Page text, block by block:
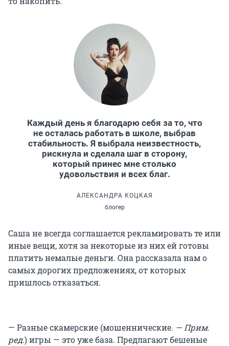
Каждый день я благодарю себя за то, что
не осталась работать в школе, выбрав
стабильность. Я выбрала неизвестность,
рискнула и сделала шаг в сторону,
который принес мне столько
удовольствия и всех благ.
АЛЕКСАНДРА КОЦКАЯ
блогер
Саша не всегда соглашается рекламировать те или
иные вещи, хотя за некоторые из них ей готовы
платить немалые деньги. Она рассказала нам о
самых дорогих предложениях, от которых
пришлось отказаться.
— Разные скамерские (мошеннические. — Прим.
ред.) игры — это уже база. Предлагают бешеные